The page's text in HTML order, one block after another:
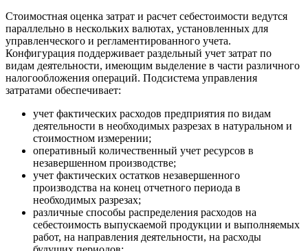
Стоимостная оценка затрат и расчет себестоимости ведутся
параллельно в нескольких валютах, установленных для
управленческого и регламентированного учета.
Конфигурация поддерживает раздельный учет затрат по
видам деятельности, имеющим выделение в части различного
налогообложения операций. Подсистема управления
затратами обеспечивает:
учет фактических расходов предприятия по видам
деятельности в необходимых разрезах в натуральном и
стоимостном измерении;
оперативный количественный учет ресурсов в
незавершенном производстве;
учет фактических остатков незавершенного
производства на конец отчетного периода в
необходимых разрезах;
различные способы распределения расходов на
себестоимость выпускаемой продукции и выполняемых
работ, на направления деятельности, на расходы